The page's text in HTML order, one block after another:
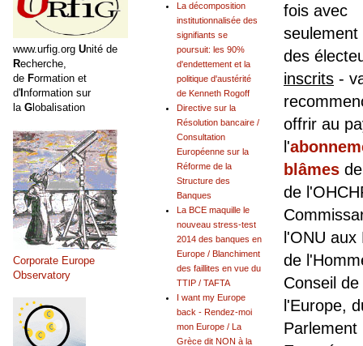
fois avec
seulement
des
inscrits -
offrir au
l'
blâmes
de
l'ONU aux
de
Conseil de
l'Europe,
Parlement
La décomposition
institutionnalisée des
signifiants se
poursuit: les 90%
d'endettement et la
politique d'austérité
de Kenneth Rogoff
Directive sur la
Résolution bancaire /
Consultation
Européenne sur la
Réforme de la
Structure des
Banques
La BCE maquille le
nouveau stress-test
2014 des banques en
Europe / Blanchiment
des faillites en vue du
TTIP / TAFTA
I want my Europe
back - Rendez-moi
mon Europe / La
Grèce dit NON à la
www.urfig.org Unité de
Recherche,
de Formation et
d'Information sur
la Globalisation
Corporate Europe
Observatory